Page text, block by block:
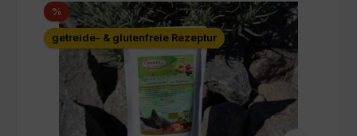
%Rabatt
getreide- & glutenfreie Rezeptur